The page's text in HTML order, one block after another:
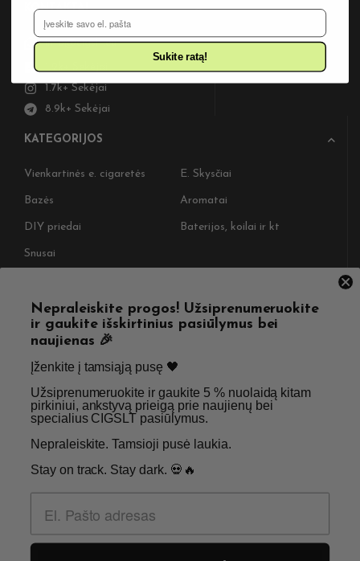
KONTAKTAI
info@cigslt.eu
1.7k+ Sekėjai
8.9k+ Sekėjai
KATEGORIJOS
Vienkartinės e. cigaretės E. Skysčiai
Bazės Aromatai
DIY priedai Baterijos, koilai ir kt
Snusai
Pristatymas Taisyklės & Nuostatos
Straipsniai
Kontaktai Didmenos užklausos
SKIRTA TIK SUAUGUSIEMS NIKOTINO VARTOTOJAMS.
© 2026 Visos teisės saugomos - CigsLT.app
Nepraleiskite progos! Užsiprenumeruokite
ir gaukite išskirtinius pasiūlymus bei
naujienas 🎉
Įženkite į tamsiąją pusę 🖤 ​
Užsiprenumeruokite ir gaukite 5 % nuolaidą kitam
pirkiniui, ankstyvą prieigą prie naujienų bei
specialius CIGSLT pasiūlymus. ​
Nepraleiskite. Tamsioji pusė laukia.
Stay on track. Stay dark. 💀🔥
El. Pašto adresas
Sukite ratą!